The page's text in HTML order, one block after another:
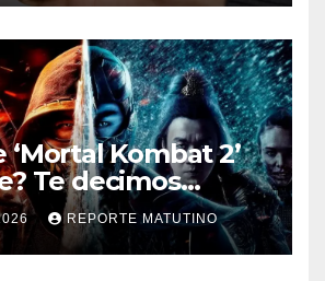
‘Mortal Kombat 2’
Te decimos
en streaming
y te damos tres
hacerlo
REPORTE MATUTINO